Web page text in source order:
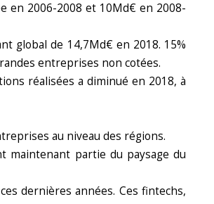
en 2006-2008 et 10Md€ en 2008-
global de 14,7Md€ en 2018. 15%
entreprises non cotées.
réalisées a diminué en 2018, à
au niveau des régions.
maintenant partie du paysage du
dernières années. Ces fintechs,